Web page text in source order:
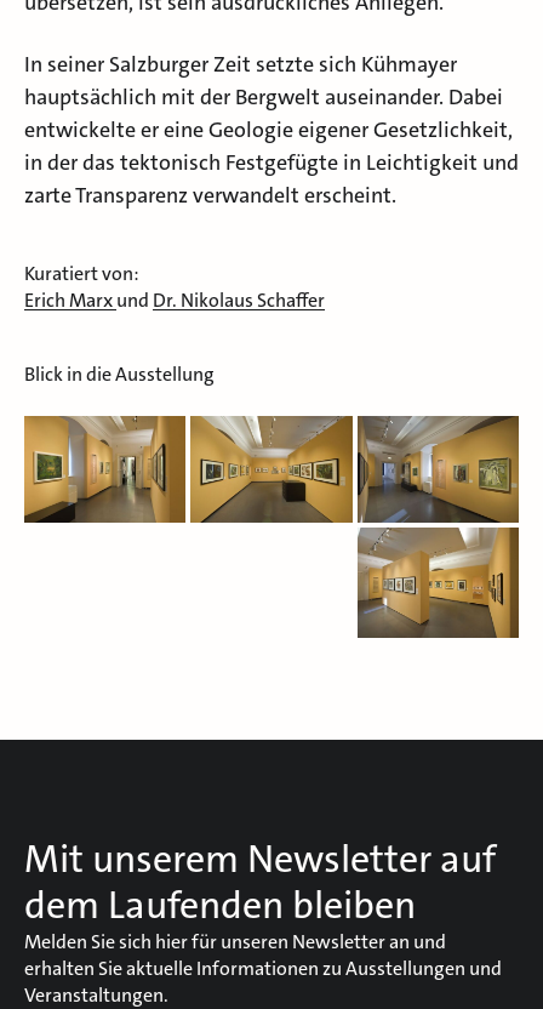
In seiner Salzburger Zeit setzte sich Kühmayer
hauptsächlich mit der Bergwelt auseinander. Dabei
entwickelte er eine Geologie eigener Gesetzlichkeit,
in der das tektonisch Festgefügte in Leichtigkeit und
zarte Transparenz verwandelt erscheint.
Kuratiert von:
Erich Marxund Dr. Nikolaus Schaffer
Blick in die Ausstellung
Mit unserem Newsletter auf
dem Laufenden bleiben
Melden Sie sich hier für unseren Newsletter an und
erhalten Sie aktuelle Informationen zu Ausstellungen und
Veranstaltungen.